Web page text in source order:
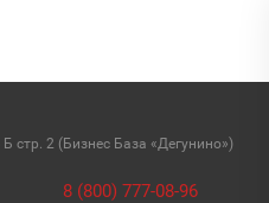
стр. 2 (Бизнес База «Дегунино»)
8 (800) 777-08-96